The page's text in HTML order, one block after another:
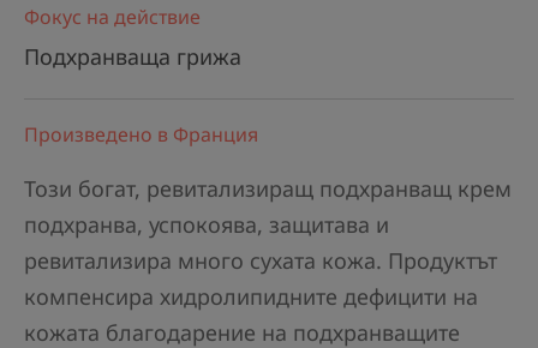
Фокус на действие
Подхранваща грижа
Произведено в Франция
Този богат, ревитализиращ подхранващ крем
подхранва, успокоява, защитава и
ревитализира много сухата кожа. Продуктът
компенсира хидролипидните дефицити на
кожата благодарение на подхранващите